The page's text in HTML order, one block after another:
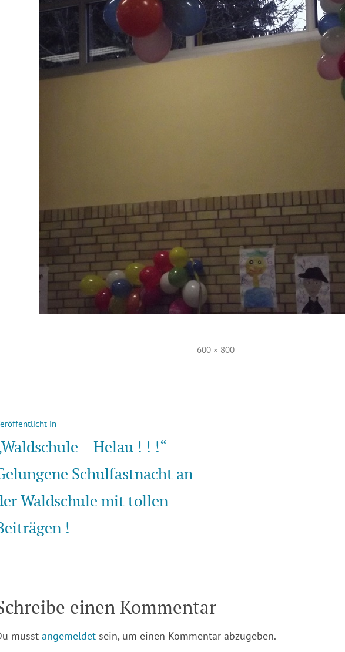
Volle
600 × 800
in
– Helau ! ! !“ –
Schulfastnacht an
Waldschule mit tollen
!
einen Kommentar
musst angemeldet sein, um einen Kommentar abzugeben.